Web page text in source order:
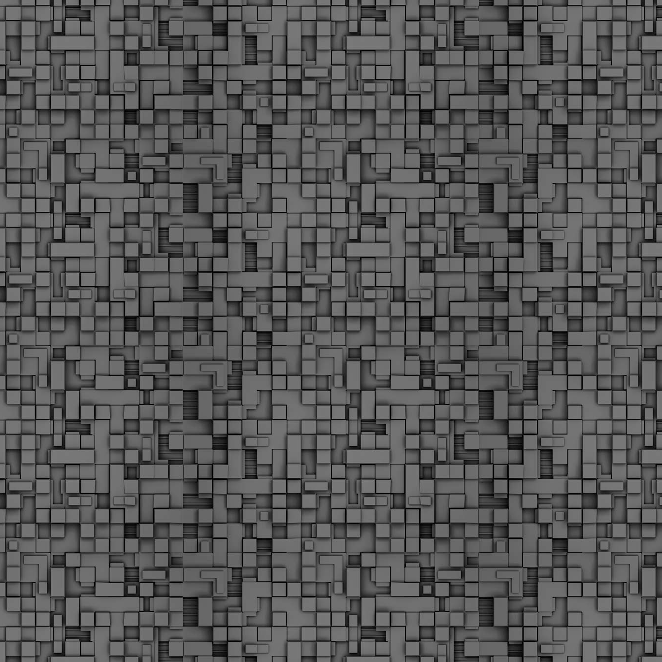
σε δήμους της χώρας. Το Dimastin, αναζητεί σχετικό
φωτογραφικό υλικό στο διαδίκτυο και σας το παρουσιάζει σε
αυτή την ανάρτηση. Επίσης, σας καλούμε, αν διαπιστώσετε ότι
μας έχουν "ξεφύγει" ορκωμοσίες, μπορείτε να στέλνετε το
φωτογραφικό τους υλικό στο dimasthes@gmail.gr ώστε να το
δημοσιεύουμε εδώ, άμεσα.
MAR
Θεσσαλονίκη: Ορκίστηκαν οι 75 νέοι δημοτικοί
αστυνομικοί – Τι τους ζήτησε ο Αγγελούδης
Ενισχύεται το έργο της δημοτικής αστυνομίας στο δήμο
Θεσσαλονίκης καθώς το πρωί της Τετάρτης 18 Μαρτίου
ορκίστηκαν οι 75 νέοι δημοτικοί αστυνομικοί.
«Με αυτούς, σε λίγους μήνες αποκτά ένα ισχυρό σώμα η
δημοτική αστυνομία. Θα είναι πιο κοντά στον πολίτη. Είχα την
ευκαιρία να είμαι σήμερα στην ορκωμοσία τους.
MAR
Ξεκίνησαν εδώ και μια εβδομάδα οι αφίξεις των
νεοπροσληφθέντων Δημοτικών Αστυνομικών στους
δήμους και οι ορκωμοσίες τους - Πλήρες
Μεγάλες μέρες ζει ο "οργανισμός" της Δημοτικής Αστυνομίας!
Να θυμίσουμε ότι κανονικές προσλήψεις στην Δημοτική
Αστυνομία έχουν να γίνουν από το 2010. Δεκαέξι ολόκληρα
χρόνια! Και βέβαια, ακόμη και με αυτές τις προσλήψεις, δεν
φτάνουμε ούτε τα 2/3 των Δημοτικών Αστυνομικών που
υπηρετούσαν το 2013 προ της κατάργησης της υπηρεσίας με
απόφαση του σημερινού πρωθυπουργού Κυριάκου Μητσοτάκη. Ας
είναι...
2
Δημοτική Αστυνομία Θεσσαλονίκης: Διμηνιαίος
απολογισμός ελέγχων τήρησης νομοθεσίας
Τον απολογισμό των δράσεων ελέγχου για τα ζώα συντροφιάς
κατά το δίμηνο Ιανουαρίου – Φεβρουαρίου 2026 παρουσιάζει η
Δημοτική Αστυνομία Θεσσαλονίκης, με στόχο την προστασία των
ζώων και την ομαλή συμβίωση στην πόλη.
FEB
18
ΣτΕ: Οριστική απόρριψη της επαναφοράς του 13ου
και 14ου μισθού για τους δημοσίους υπαλλήλους
Με την απόφαση αυτή, το ΣτΕ απορρίπτει οριστικά τις
αξιώσεις των δημοσίων υπαλλήλων για επαναφορά των
δώρων, επικυρώνοντας την τρέχουσα κατάσταση παρά τις
αντιδράσεις της ΑΔΕΔΥ
Το ΣτΕ απέρριψε οριστικά την προσφυγή της ΑΔΕΔΥ και ενός
εκπαιδευτικού για την επαναφορά των δώρων Χριστουγέννων,
Πάσχα και θερινής άδειας (13ος και 14ος μισθός) στους
εργαζόμενους του δημόσιου τομέα, κλείνοντας μια μακρά
διαμάχη δεκαετιών που αφορούσε τις μνημονιακές περικοπές.
Γνωστοποίηση έκδοσης οριστικών αποτελεσμάτων –
Παροχή οδηγιών.
► Δείτε/κατεβάστε την πολυαναμενόμενη εγκύκλιο του Υπ.
FEB
1
Με διαρροή 2 μέρες πριν την στάση εργασίας
ενημερώνει το ΣτΕ για την απόρριψη της επαναφοράς